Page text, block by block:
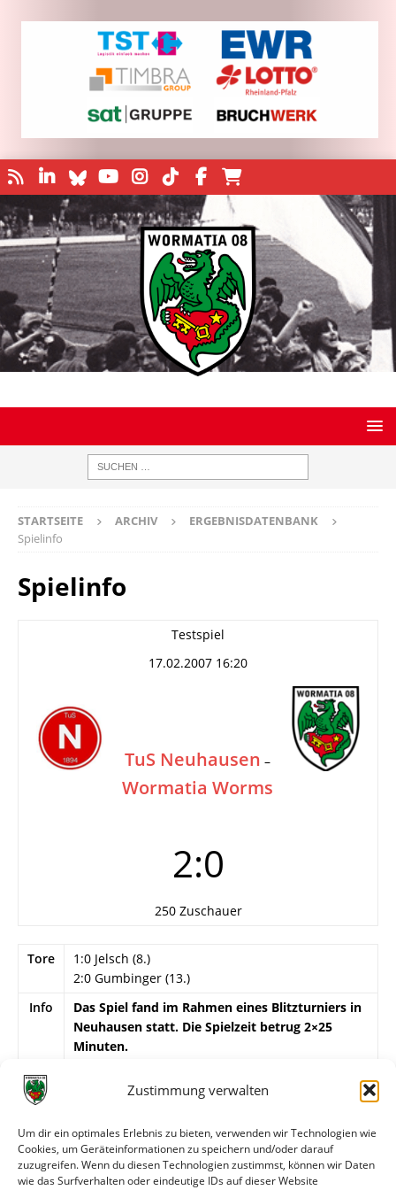
Zustimmung verwalten
Um dir ein optimales Erlebnis zu bieten, verwenden wir Technologien wie
Cookies, um Geräteinformationen zu speichern und/oder darauf
zuzugreifen. Wenn du diesen Technologien zustimmst, können wir Daten
wie das Surfverhalten oder eindeutige IDs auf dieser Website
STARTSEITE ARCHIV
ERGEBNISDATENBANK
Spielinfo
Spielinfo
Testspiel
17.02.2007 16:20
TuS Neuhausen –
Wormatia Worms
2:0
250 Zuschauer
Tore
1:0 Jelsch (8.)
2:0 Gumbinger (13.)
Info
Das Spiel fand im Rahmen eines Blitzturniers in
Neuhausen statt. Die Spielzeit betrug 2×25
Minuten.
Wormatia Worms
Jenner – Cuc, Sy, Magin, Herold –
Sanchez, Gotel.
Eingewechselt wurden Lang, Müller und Feller.